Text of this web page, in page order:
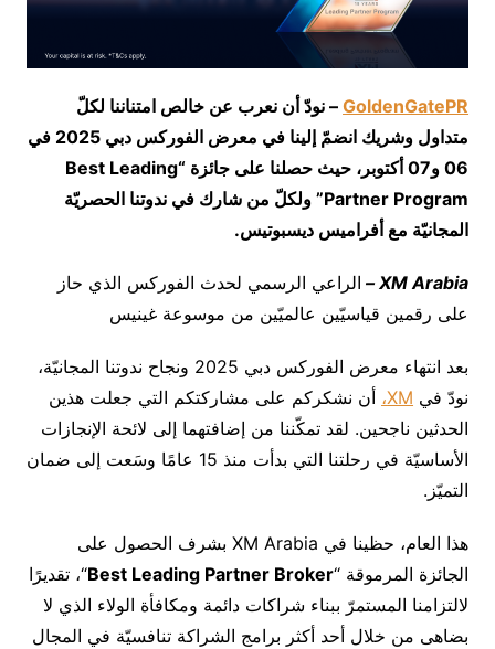
GoldenGatePR
– نودّ أن نعرب عن خالص امتناننا لكلّ
متداول وشريك انضمّ إلينا في معرض الفوركس دبي 2025 في
06 و07 أكتوبر، حيث حصلنا على جائزة “Best Leading
Partner Program” ولكلّ من شارك في ندوتنا الحصريّة
المجانيّة مع أفراميس ديسبوتيس.
XM Arabia
– الراعي الرسمي لحدث الفوركس الذي حاز
على رقمين قياسيّين عالميّين من موسوعة غينيس
بعد انتهاء معرض الفوركس دبي 2025 ونجاح ندوتنا المجانيّة،
نودّ في XM، أن نشكركم على مشاركتكم التي جعلت هذين
الحدثين ناجحين. لقد تمكّننا من إضافتهما إلى لائحة الإنجازات
الأساسيّة في رحلتنا التي بدأت منذ 15 عامًا وسَعت إلى ضمان
التميّز.
هذا العام، حظينا في XM Arabia بشرف الحصول على
الجائزة المرموقة “Best Leading Partner Broker“، تقديرًا
لالتزامنا المستمرّ ببناء شراكات دائمة ومكافأة الولاء الذي لا
بضاهى من خلال أحد أكثر برامج الشراكة تنافسيّة في المجال